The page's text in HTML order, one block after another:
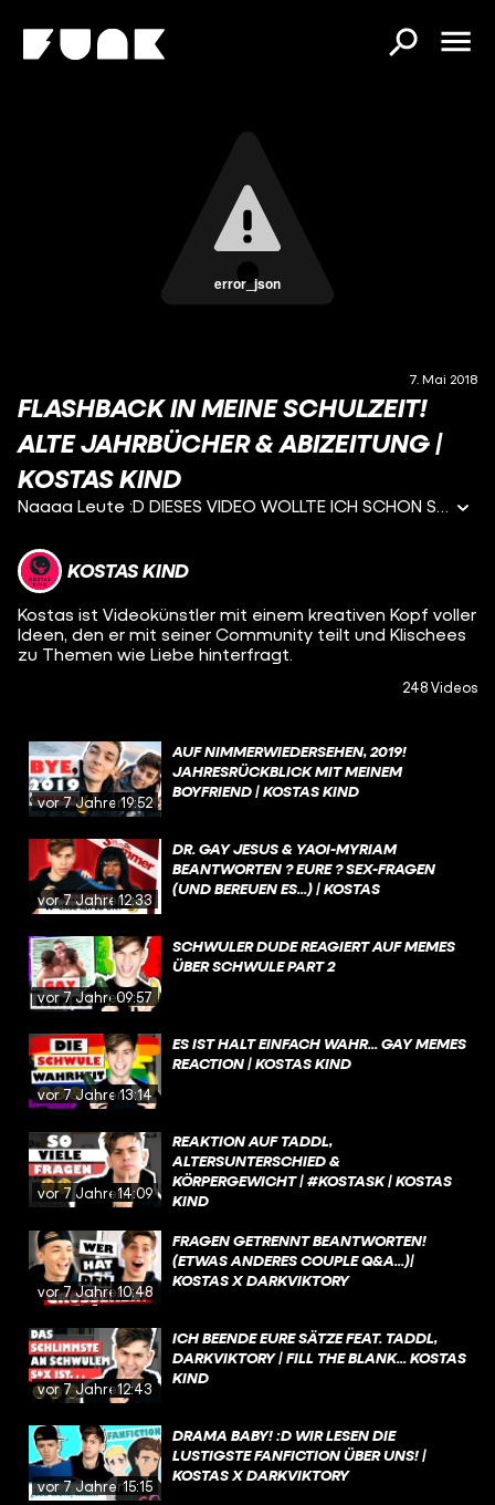
error_json
7. Mai 2018
FLASHBACK IN MEINE SCHULZEIT!
ALTE JAHRBÜCHER & ABIZEITUNG |
KOSTAS KIND
Naaaa Leute :D DIESES VIDEO WOLLTE ICH SCHON SO LANGE DREHEN! Ich habe meine alten Schuljahrbücher und meine Abizeitung schon ewig nicht mehr angeschaut, aber wenn ich es mache, verbringe ich immer Ewigkeiten damit, weil ich einfach die heftigsten Flashbacks in die Zeit bekomme! :D Ich dachte mir, das könnte euch vielleicht auch interessieren und deswegen schaue ich sie mir heute gemeinsam mit euch an! :D Hoffe, ihr könnt ein bisschen lachen ~ Ich musste sehr lachen + cringen, als ich diese...zeitliche Reise auf mich genommen habe! xD ------------------------------------------- music by: epidemicsound.com
KOSTAS KIND
Kostas ist Videokünstler mit einem kreativen Kopf voller
Ideen, den er mit seiner Community teilt und Klischees
zu Themen wie Liebe hinterfragt.
248 Videos
vor 7 Jahren19:52
AUF NIMMERWIEDERSEHEN, 2019!
JAHRESRÜCKBLICK MIT MEINEM
BOYFRIEND | KOSTAS KIND
vor 7 Jahren12:33
DR. GAY JESUS & YAOI-MYRIAM
BEANTWORTEN ? EURE ? SEX-FRAGEN
(UND BEREUEN ES...) | KOSTAS
vor 7 Jahren09:57
SCHWULER DUDE REAGIERT AUF MEMES
ÜBER SCHWULE PART 2
vor 7 Jahren13:14
ES IST HALT EINFACH WAHR... GAY MEMES
REACTION | KOSTAS KIND
vor 7 Jahren14:09
REAKTION AUF TADDL,
ALTERSUNTERSCHIED &
KÖRPERGEWICHT | #KOSTASK | KOSTAS
KIND
vor 7 Jahren10:48
FRAGEN GETRENNT BEANTWORTEN!
(ETWAS ANDERES COUPLE Q&A...)|
KOSTAS X DARKVIKTORY
vor 7 Jahren12:43
ICH BEENDE EURE SÄTZE FEAT. TADDL,
DARKVIKTORY | FILL THE BLANK... KOSTAS
KIND
vor 7 Jahren15:15
DRAMA BABY! :D WIR LESEN DIE
LUSTIGSTE FANFICTION ÜBER UNS! |
KOSTAS X DARKVIKTORY